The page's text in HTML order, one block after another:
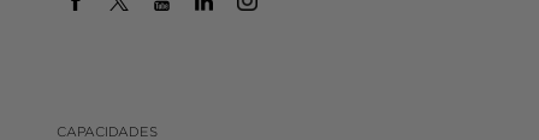
CAPACIDADES